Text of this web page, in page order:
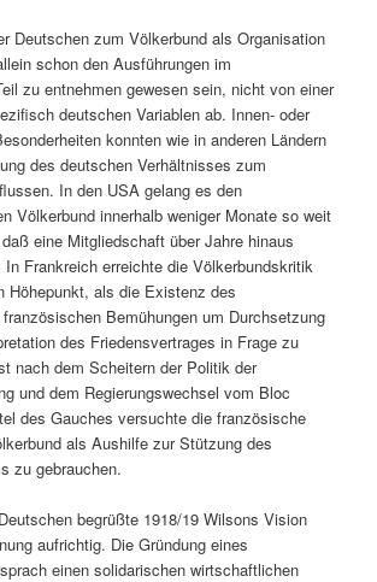
Deutschen zum Völkerbund als Organisation
schon den Ausführungen im
zu entnehmen gewesen sein, nicht von einer
deutschen Variablen ab. Innen- oder
konnten wie in anderen Ländern
des deutschen Verhältnisses zum
In den USA gelang es den
Völkerbund innerhalb weniger Monate so weit
eine Mitgliedschaft über Jahre hinaus
In Frankreich erreichte die Völkerbundskritik
Höhepunkt, als die Existenz des
Bemühungen um Durchsetzung
des Friedensvertrages in Frage zu
nach dem Scheitern der Politik der
und dem Regierungswechsel vom Bloc
des Gauches versuchte die französische
als Aushilfe zur Stützung des
zu gebrauchen.
begrüßte 1918/19 Wilsons Vision
aufrichtig. Die Gründung eines
einen solidarischen wirtschaftlichen